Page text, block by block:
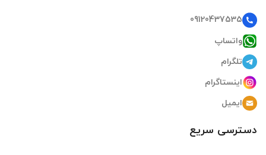
09120437535
واتساپ
تلگرام
اینستاگرام
ایمیل
دسترسی سریع